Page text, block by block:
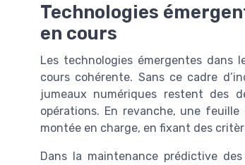
Technologies
en cours
Les technologies émergentes dans
cours cohérente. Sans ce cadre
jumeaux numériques restent des
opérations. En revanche, une
montée en charge, en fixant des
Dans la maintenance prédictive